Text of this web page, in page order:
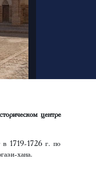
центре
в 1719-1726 г. по
хана.